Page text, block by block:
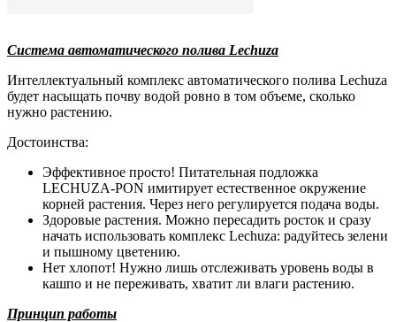
Система автоматического полива Lechuza
Интеллектуальный комплекс автоматического полива Lechuza
будет насыщать почву водой ровно в том объеме, сколько
нужно растению.
Достоинства:
Эффективное просто! Питательная подложка
LECHUZA-PON имитирует естественное окружение
корней растения. Через него регулируется подача воды.
Здоровые растения. Можно пересадить росток и сразу
начать использовать комплекс Lechuza: радуйтесь зелени
и пышному цветению.
Нет хлопот! Нужно лишь отслеживать уровень воды в
кашпо и не переживать, хватит ли влаги растению.
Принцип работы